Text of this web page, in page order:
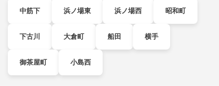
中筋下 浜ノ場東 浜ノ場西 昭和町
下古川 大倉町 船田 横手
御茶屋町 小島西